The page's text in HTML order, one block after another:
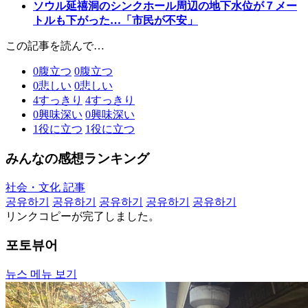
ソウル延禧洞のシンクホール周辺の地下水位が７メー
トルも下がった…「市民が不安」
この記事を読んで…
0腹立つ 0腹立つ
0悲しい 0悲しい
4すっきり 4すっきり
0興味深い 0興味深い
1役に立つ 1役に立つ
みんなの感想ランキング
社会・文化 記事
공유하기
공유하기 공유하기 공유하기
공유하기
リンクコピーが完了しました。
포토뷰어
뉴스 메뉴 보기